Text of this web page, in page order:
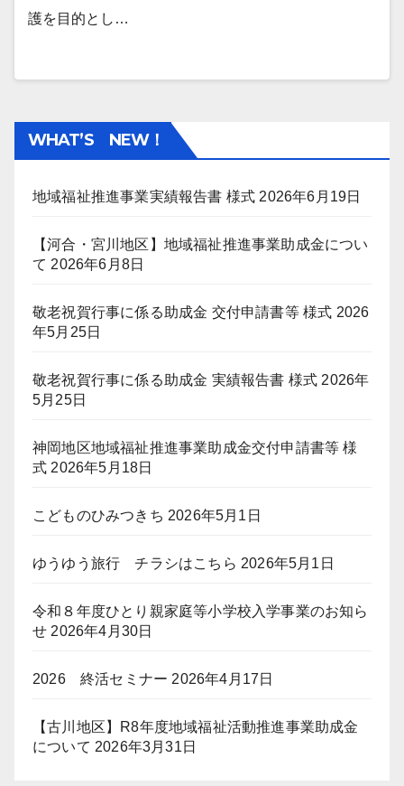
護を目的とし…
WHAT’S NEW！
地域福祉推進事業実績報告書 様式 2026年6月19日
【河合・宮川地区】地域福祉推進事業助成金につい
て 2026年6月8日
敬老祝賀行事に係る助成金 交付申請書等 様式 2026
年5月25日
敬老祝賀行事に係る助成金 実績報告書 様式 2026年
5月25日
神岡地区地域福祉推進事業助成金交付申請書等 様
式 2026年5月18日
こどものひみつきち 2026年5月1日
ゆうゆう旅行 チラシはこちら 2026年5月1日
令和８年度ひとり親家庭等小学校入学事業のお知ら
せ 2026年4月30日
2026 終活セミナー 2026年4月17日
【古川地区】R8年度地域福祉活動推進事業助成金
について 2026年3月31日